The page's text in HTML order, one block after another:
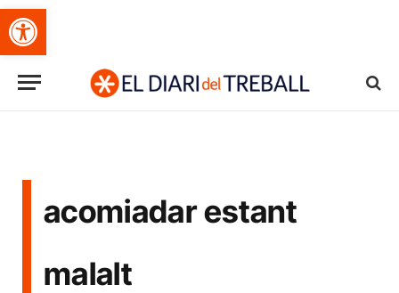
Obre la barra d'eines
acomiadar estant
malalt